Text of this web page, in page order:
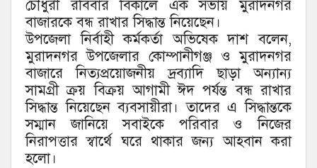
চৌধুরী রবিবার বিকালে এক সভায় মুরাদনগর
বাজারকে বন্ধ রাখার সিদ্ধান্ত নিয়েছেন।
উপজেলা নির্বাহী কর্মকর্তা অভিষেক দাশ বলেন,
মুরাদনগর উপজেলার কোম্পানীগঞ্জ ও মুরাদনগর
বাজারে নিত্যপ্রয়োজনীয় দ্রব্যাদি ছাড়া অন্যান্য
সামগ্রী ক্রয় বিক্র‍য় আগামী ঈদ পর্যন্ত বন্ধ রাখার
সিদ্ধান্ত নিয়েছেন ব্যবসায়ীরা। তাদের এ সিদ্ধান্তকে
সম্মান জানিয়ে সবাইকে পরিবার ও নিজের
নিরাপত্তার স্বার্থে ঘরে থাকার জন্য আহবান করা
হলো।